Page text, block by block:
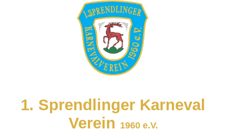
1. Sprendlinger Karneval
Verein 1960 e.V.